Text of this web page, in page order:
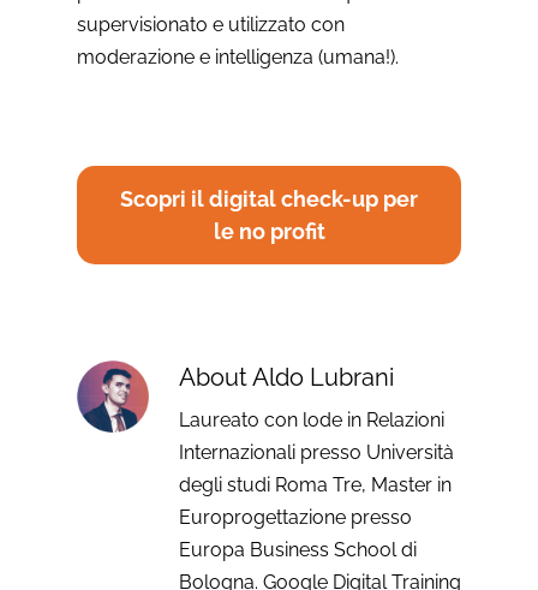
supervisionato e utilizzato con
moderazione e intelligenza (umana!).
Scopri il digital check-up per
le no profit
AboutAldo Lubrani
Laureato con lode in Relazioni
Internazionali presso Università
degli studi Roma Tre, Master in
Europrogettazione presso
Europa Business School di
Bologna. Google Digital Training